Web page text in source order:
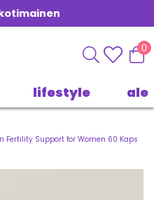
0
lifestyle ale
Fertility Support for Women 60 Kaps